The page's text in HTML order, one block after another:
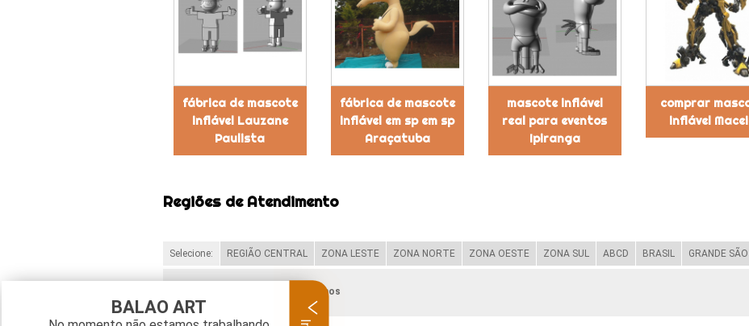
fábrica de mascote
inflável Lauzane
Paulista
fábrica de mascote
inflável em sp em sp
Araçatuba
mascote inflável
real para eventos
Ipiranga
comprar
inflável
Regiões de Atendimento
Selecione: REGIÃO CENTRAL ZONA LESTE ZONA NORTE ZONA OESTE ZONA SUL ABCD BRASIL GRANDE
Verifique as regiões que atendemos
BALAO ART